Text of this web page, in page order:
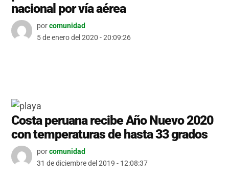
nacional por vía aérea
porcomunidad
5 de enero del 2020 - 20:09:26
Costa peruana recibe Año Nuevo 2020
con temperaturas de hasta 33 grados
porcomunidad
31 de diciembre del 2019 - 12:08:37